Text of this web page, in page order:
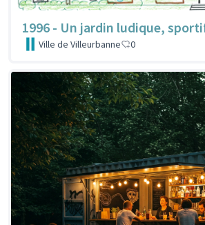
1996 - Un jardin ludique,
Ville de Villeurbanne 0